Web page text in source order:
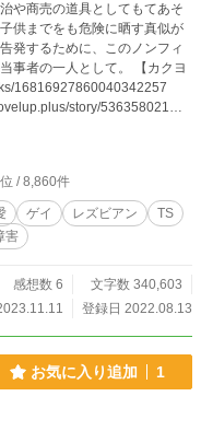
や商売の道具としてもてあそ
供までをも危険に晒す真似が
発するために、このノンフィ
一人として。 【カクヨ
16816927860040342257
story/536358021
n1469hu/
位 / 8,860件
ゲイ レズビアン
TS
害
感想数 6
文字数 340,603
登録日 2022.08.13
お気に入り追加 1